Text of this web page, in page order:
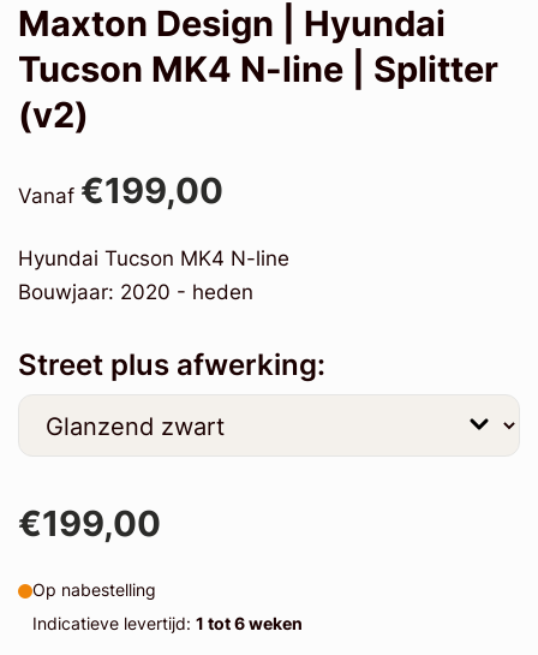
Maxton Design | Hyundai
Tucson MK4 N-line | Splitter
(v2)
Vanaf €199,00
Hyundai Tucson MK4 N-line
Bouwjaar: 2020 - heden
Street plus afwerking:
€199,00
Op nabestelling
Indicatieve levertijd: 1 tot 6 weken